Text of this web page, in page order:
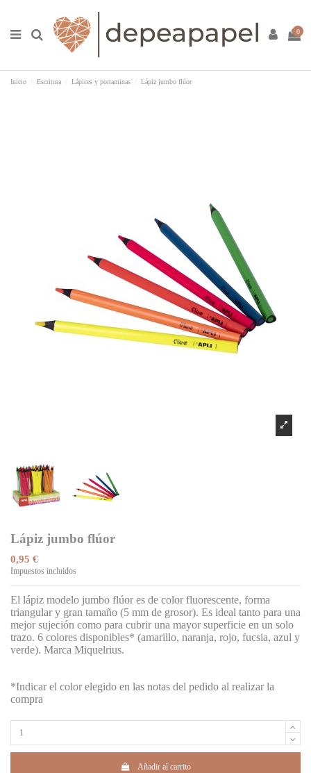
0
Inicio Escritura Lápices y portaminas Lápiz jumbo flúor
Lápiz jumbo flúor
0,95 €
Impuestos incluidos
El lápiz modelo jumbo flúor es de color fluorescente, forma
triangular y gran tamaño (5 mm de grosor). Es ideal tanto para una
mejor sujeción como para cubrir una mayor superficie en un solo
trazo. 6 colores disponibles* (amarillo, naranja, rojo, fucsia, azul y
verde). Marca Miquelrius.
*Indicar el color elegido en las notas del pedido al realizar la
compra
Añadir al carrito